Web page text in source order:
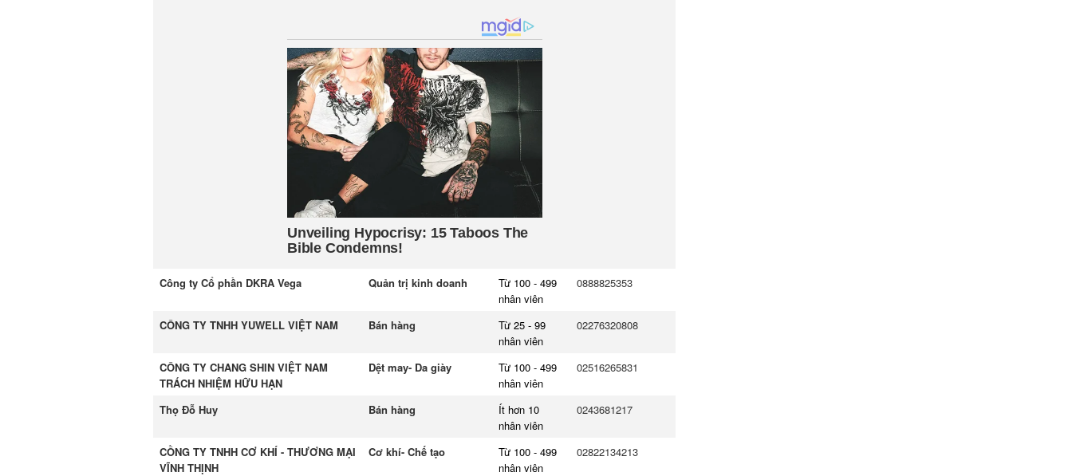
Công ty Cổ phần DKRA Vega Quản trị kinh doanh
Từ 100 - 499
nhân viên
0888825353
CÔNG TY TNHH YUWELL VIỆT NAM Bán hàng
Từ 25 - 99
nhân viên
02276320808
CÔNG TY CHANG SHIN VIỆT NAM
TRÁCH NHIỆM HỮU HẠN
Dệt may- Da giày
Từ 100 - 499
nhân viên
02516265831
Thọ Đỗ Huy Bán hàng
Ít hơn 10
nhân viên
0243681217
CỒNG TY TNHH CƠ KHÍ - THƯƠNG MẠI
VĨNH THỊNH
Cơ khí- Chế tạo
Từ 100 - 499
nhân viên
02822134213